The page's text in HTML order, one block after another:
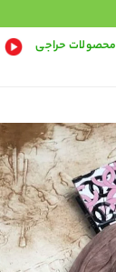
محصولات حراجی